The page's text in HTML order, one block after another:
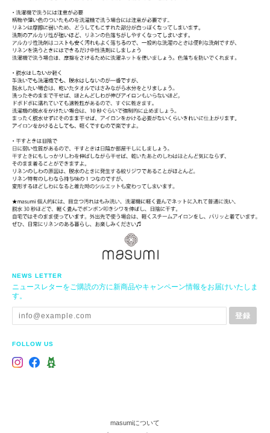
NEWS LETTER
ニュースレターをご購読の方に新商品やキャンペーン情報をお届けいたしま
す。
登録
FOLLOW US
masumiについて